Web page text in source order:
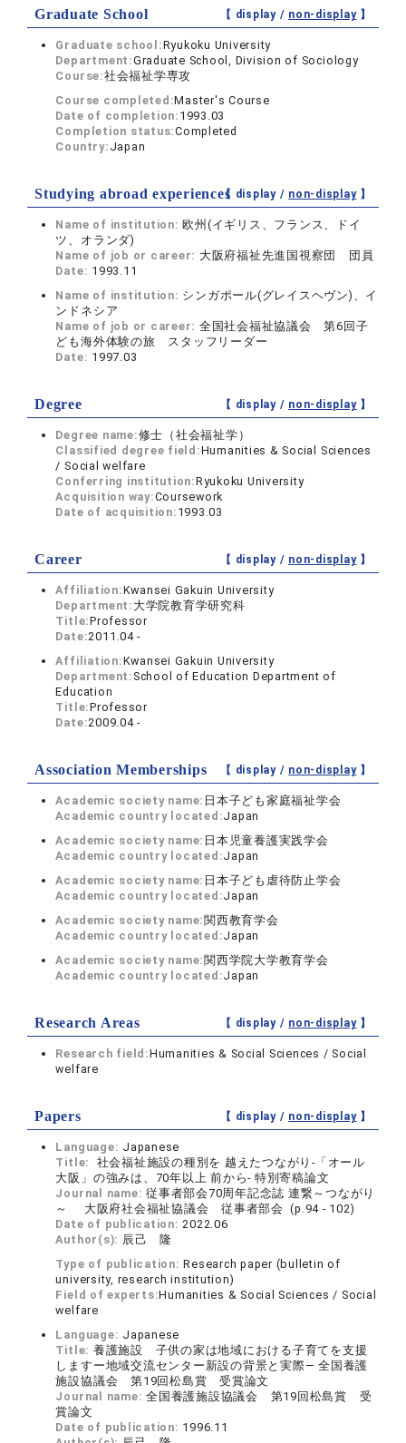
Graduate School 【 display / non-display】
Graduate school:Ryukoku University
Department:Graduate School, Division of Sociology
Course:社会福祉学専攻
Course completed:Master's Course
Date of completion: 1993.03
Completion status:Completed
Country: Japan
Studying abroad experiences【 display / non-display】
Name of institution:欧州(イギリス、フランス、ドイ
ツ、オランダ)
Name of job or career: 大阪府福祉先進国視察団 団員
Date: 1993.11
Name of institution: シンガポール(グレイスヘヴン)、イ
ンドネシア
Name of job or career: 全国社会福祉協議会 第6回子
ども海外体験の旅 スタッフリーダー
Date: 1997.03
Degree 【 display / non-display】
Degree name:修士（社会福祉学）
Classified degree field:Humanities & Social Sciences
/ Social welfare
Conferring institution:Ryukoku University
Acquisition way:Coursework
Date of acquisition: 1993.03
Career 【 display / non-display】
Affiliation:Kwansei Gakuin University
Department: 大学院教育学研究科
Title:Professor
Date:2011.04 -
Affiliation:Kwansei Gakuin University
Department: School of Education Department of
Education
Title:Professor
Date:2009.04 -
Association Memberships 【 display / non-display】
Academic society name: 日本子ども家庭福祉学会
Academic country located:Japan
Academic society name: 日本児童養護実践学会
Academic country located:Japan
Academic society name: 日本子ども虐待防止学会
Academic country located:Japan
Academic society name: 関西教育学会
Academic country located:Japan
Academic society name: 関西学院大学教育学会
Academic country located:Japan
Research Areas 【 display / non-display】
Research field:Humanities & Social Sciences / Social
welfare
Papers 【 display / non-display】
Language: Japanese
Title:
社会福祉施設の種別を 越えたつながり-「オール
大阪」の強みは、70年以上 前から- 特別寄稿論文
Journal name:従事者部会70周年記念誌 連繋～つながり
～ 大阪府社会福祉協議会 従事者部会 (p.94 - 102)
Date of publication: 2022.06
Author(s): 辰己 隆
Type of publication:Research paper (bulletin of
university, research institution)
Field of experts:Humanities & Social Sciences / Social
welfare
Language: Japanese
Title: 養護施設 子供の家は地域における子育てを支援
しますー地域交流センター新設の背景と実際― 全国養護
施設協議会 第19回松島賞 受賞論文
Journal name:全国養護施設協議会 第19回松島賞 受
賞論文
Date of publication: 1996.11